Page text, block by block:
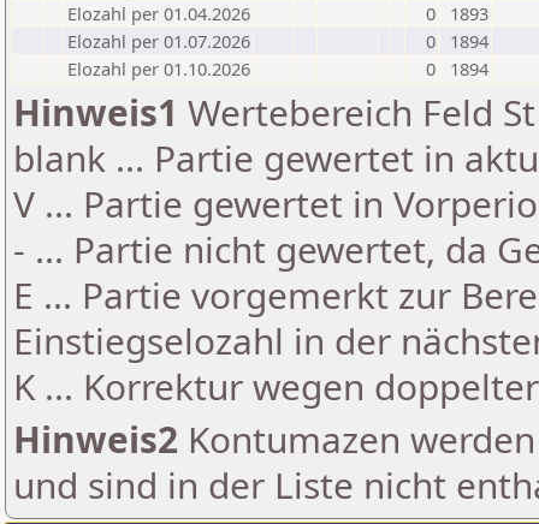
Elozahl per 01.04.2026
0
1893
Elozahl per 01.07.2026
0
1894
Elozahl per 01.10.2026
0 1894
Hinweis1 Wertebereich Feld
blank ... Partie gewertet in
V ... Partie gewertet in
- ... Partie nicht gewertet, da
E ... Partie vorgemerkt zur
Einstiegselozahl in der
K ... Korrektur wegen
Hinweis2 Kontumazen
und sind in der Liste nicht